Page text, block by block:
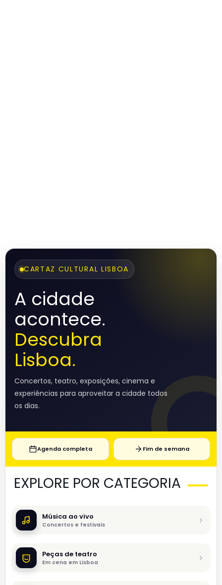
CARTAZ CULTURAL LISBOA
A cidade
acontece.
Descubra
Lisboa.
Concertos, teatro, exposições, cinema e
experiências para aproveitar a cidade todos
os dias.
Agenda completa Fim de semana
EXPLORE POR CATEGORIA
Música ao vivo
Concertos e festivais
Peças de teatro
Em cena em Lisboa